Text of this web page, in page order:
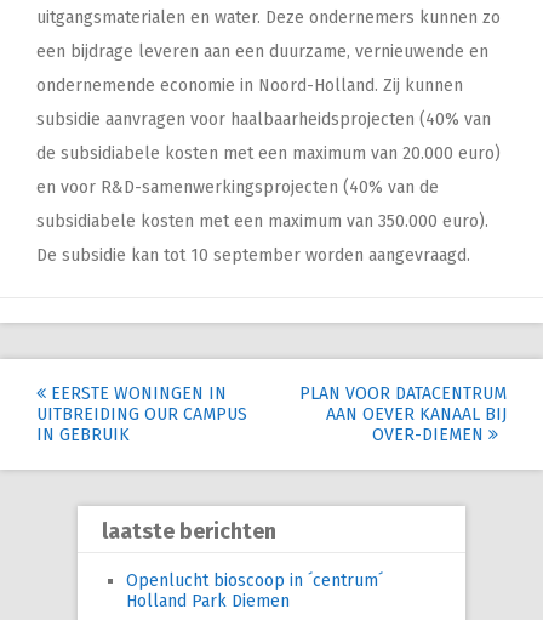
uitgangsmaterialen en water. Deze ondernemers kunnen zo
een bijdrage leveren aan een duurzame, vernieuwende en
ondernemende economie in Noord-Holland. Zij kunnen
subsidie aanvragen voor haalbaarheidsprojecten (40% van
de subsidiabele kosten met een maximum van 20.000 euro)
en voor R&D-samenwerkingsprojecten (40% van de
subsidiabele kosten met een maximum van 350.000 euro).
De subsidie kan tot 10 september worden aangevraagd.
Post
navigation
EERSTE WONINGEN IN
UITBREIDING OUR CAMPUS
IN GEBRUIK
PLAN VOOR DATACENTRUM
AAN OEVER KANAAL BIJ
OVER-DIEMEN
laatste berichten
Openlucht bioscoop in ´centrum´
Holland Park Diemen